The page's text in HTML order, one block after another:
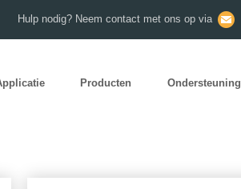
Hulp nodig? Neem contact met ons op via
Producten Ondersteuning